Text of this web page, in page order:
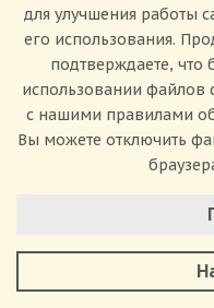
ул. Большая Санкт-
1101, 1103
Приемная комиссия:
Сведения об образовательной
Политика конфиденциальности
для улучшения работы
его использования.
подтверждаете,
использовании файлов
с нашими правилами
Вы можете отключить